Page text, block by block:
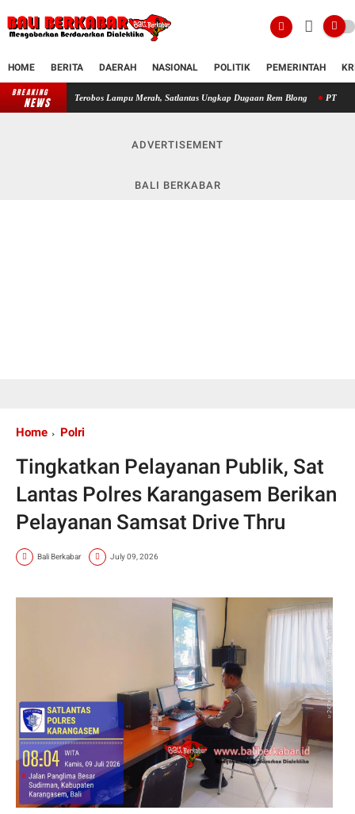
HOME BERITA DAERAH NASIONAL POLITIK PEMERINTAH
BREAKING
NEWS
Lampu Merah, Satlantas Ungkap Dugaan Rem Blong PT KING NUSANTARA
ADVERTISEMENT
BALI BERKABAR
Home Polri
Tingkatkan Pelayanan Publik, Sat
Lantas Polres Karangasem Berikan
Pelayanan Samsat Drive Thru
Bali Berkabar July 09, 2026